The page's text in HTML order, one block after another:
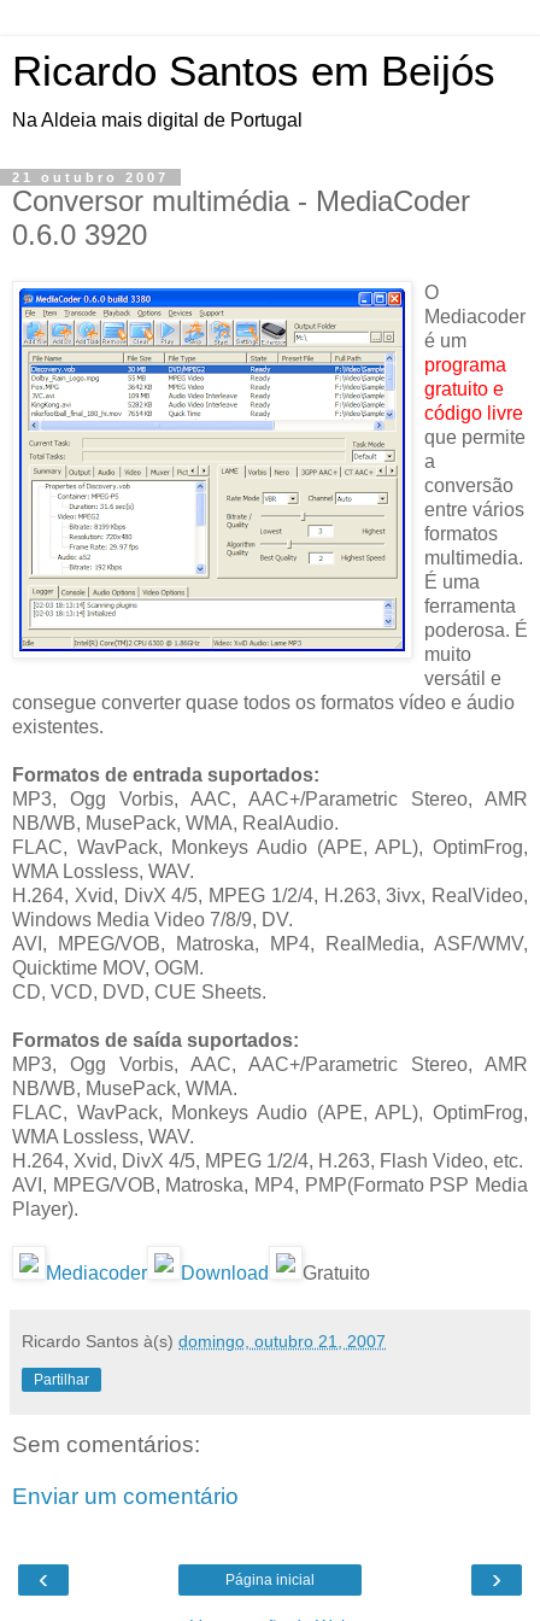
Ricardo Santos em Beijós
Na Aldeia mais digital de Portugal
21 outubro 2007
Conversor multimédia - MediaCoder
0.6.0 3920
O
Mediacoder
é um
programa
gratuito e
código livre
que permite
a
conversão
entre vários
formatos
multimedia.
É uma
ferramenta
poderosa. É
muito
versátil e
consegue converter quase todos os formatos vídeo e áudio
existentes.
Formatos de entrada suportados:
MP3, Ogg Vorbis, AAC, AAC+/Parametric Stereo, AMR
NB/WB, MusePack, WMA, RealAudio.
FLAC, WavPack, Monkeys Audio (APE, APL), OptimFrog,
WMA Lossless, WAV.
H.264, Xvid, DivX 4/5, MPEG 1/2/4, H.263, 3ivx, RealVideo,
Windows Media Video 7/8/9, DV.
AVI, MPEG/VOB, Matroska, MP4, RealMedia, ASF/WMV,
Quicktime MOV, OGM.
CD, VCD, DVD, CUE Sheets.
Formatos de saída suportados:
MP3, Ogg Vorbis, AAC, AAC+/Parametric Stereo, AMR
NB/WB, MusePack, WMA.
FLAC, WavPack, Monkeys Audio (APE, APL), OptimFrog,
WMA Lossless, WAV.
H.264, Xvid, DivX 4/5, MPEG 1/2/4, H.263, Flash Video, etc.
AVI, MPEG/VOB, Matroska, MP4, PMP(Formato PSP Media
Player).
Mediacoder Download Gratuito
Ricardo Santos à(s) domingo, outubro 21, 2007
Partilhar
Sem comentários:
Enviar um comentário
‹ ›
Página inicial